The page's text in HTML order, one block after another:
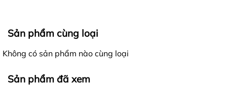
trải nghiệm mua sắm tốt nhất, các sản phẩm của
hàng nguyên mới, chất lượng, đúng với thông tin mô tả
Sản phẩm cùng loại
Không có sản phẩm nào cùng loại
Sản phẩm đã xem